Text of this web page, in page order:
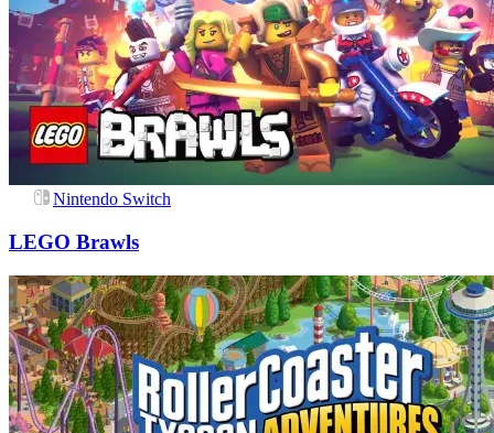
Nintendo Switch
LEGO Brawls